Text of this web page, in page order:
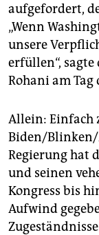
aufgefordert,
„Wenn
unsere
erfüllen“,
Rohani am
Allein: Einfach
Biden/Blinken/
Regierung hat
und seinen
Kongress bis
Aufwind